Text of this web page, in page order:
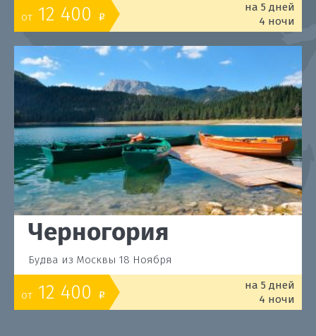
от 12 400 o
на 5 дней
4 ночи
Черногория
Будва из Москвы 18 Ноября
от 12 400 o
на 5 дней
4 ночи